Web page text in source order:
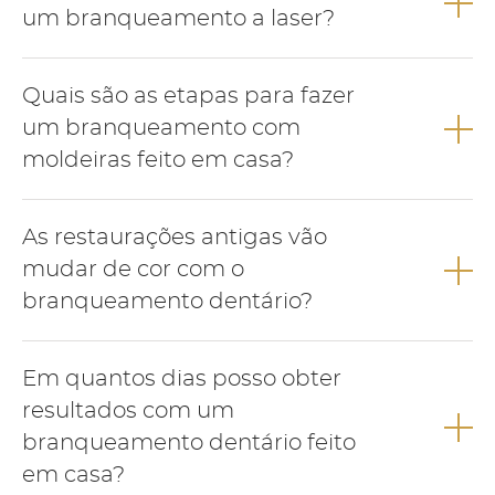
um branqueamento a laser?
Branqueamento a laser no consultório numa sessão;
Avaliação de restaurações antigas e substituição caso seja
Quais são as etapas para fazer
um branqueamento com
moldeiras feito em casa?
Branqueamento com moldeiras e seringas com gel
branqueador até atingir a cor desejada;
As restaurações antigas vão
mudar de cor com o
branqueamento dentário?
inalterada, não sofrendo alteração com a acção do gel
branqueador.
Em quantos dias posso obter
resultados com um
branqueamento dentário feito
em casa?